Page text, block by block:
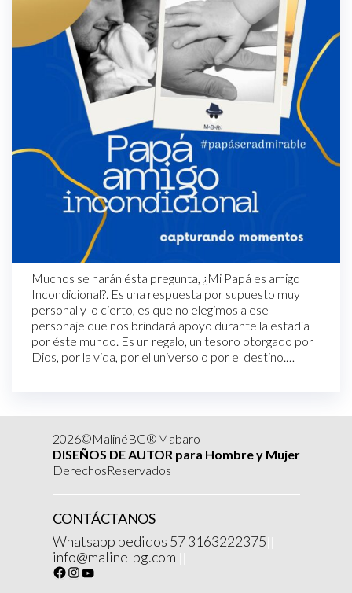
Muchos se harán ésta pregunta, ¿Mi Papá es amigo
Incondicional?. Es una respuesta por supuesto muy
personal y lo cierto, es que no elegimos a ese
personaje que nos brindará apoyo durante la estadía
por éste mundo. Es un regalo, un tesoro otorgado por
Dios, por la vida, por el universo o por el destino.…
2026©MalinéBG®Mabaro
DISEÑOS DE AUTOR para Hombre y Mujer
DerechosReservados
CONTÁCTANOS
Whatsapp pedidos 57 3163222375
info@maline-bg.com